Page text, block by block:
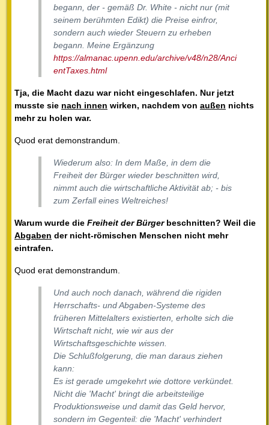
begann, der - gemäß Dr. White - nicht nur (mit
seinem berühmten Edikt) die Preise einfror,
sondern auch wieder Steuern zu erheben
begann. Meine Ergänzung
https://almanac.upenn.edu/archive/v48/n28/Anci
entTaxes.html
Tja, die Macht dazu war nicht eingeschlafen. Nur jetzt
musste sie nach innen wirken, nachdem von außen nichts
mehr zu holen war.
Quod erat demonstrandum.
Wiederum also: In dem Maße, in dem die
Freiheit der Bürger wieder beschnitten wird,
nimmt auch die wirtschaftliche Aktivität ab; - bis
zum Zerfall eines Weltreiches!
Warum wurde die Freiheit der Bürgerbeschnitten? Weil die
Abgaben der nicht-römischen Menschen nicht mehr
eintrafen.
Quod erat demonstrandum.
Und auch noch danach, während die rigiden
Herrschafts- und Abgaben-Systeme des
früheren Mittelalters existierten, erholte sich die
Wirtschaft nicht, wie wir aus der
Wirtschaftsgeschichte wissen.
Die Schlußfolgerung, die man daraus ziehen
kann:
Es ist gerade umgekehrt wie dottore verkündet.
Nicht die 'Macht' bringt die arbeitsteilige
Produktionsweise und damit das Geld hervor,
sondern im Gegenteil: die 'Macht' verhindert